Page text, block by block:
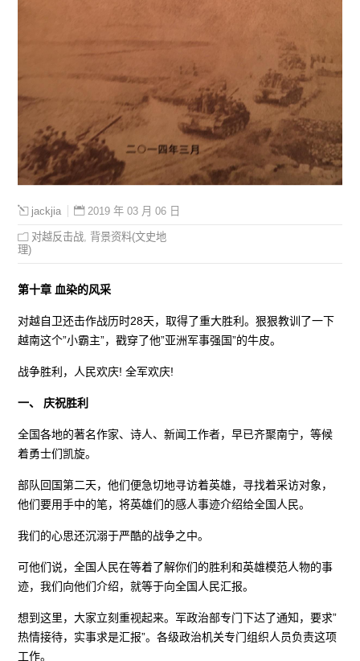
jackjia 2019 年 03 月 06 日
对越反击战, 背景资料(文史地
理)
第十章 血染的风采
对越自卫还击作战历时28天，取得了重大胜利。狠狠教训了一下
越南这个”小霸主”，戳穿了他”亚洲军事强国”的牛皮。
战争胜利，人民欢庆! 全军欢庆!
一、 庆祝胜利
全国各地的著名作家、诗人、新闻工作者，早已齐聚南宁，等候
着勇士们凯旋。
部队回国第二天，他们便急切地寻访着英雄，寻找着采访对象，
他们要用手中的笔，将英雄们的感人事迹介绍给全国人民。
我们的心思还沉溺于严酷的战争之中。
可他们说，全国人民在等着了解你们的胜利和英雄模范人物的事
迹，我们向他们介绍，就等于向全国人民汇报。
想到这里，大家立刻重视起来。军政治部专门下达了通知，要求”
热情接待，实事求是汇报”。各级政治机关专门组织人员负责这项
工作。